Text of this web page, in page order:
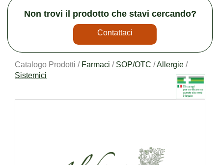
Non trovi il prodotto che stavi cercando?
Contattaci
Catalogo Prodotti / Farmaci / SOP/OTC /Allergie /
Sistemici